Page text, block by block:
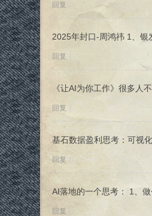
回复
2025年封口-周鸿祎 1、银
回复
《让AI为你工作》很多人
回复
基石数据盈利思考：可视
回复
AI落地的一个思考： 1、
回复